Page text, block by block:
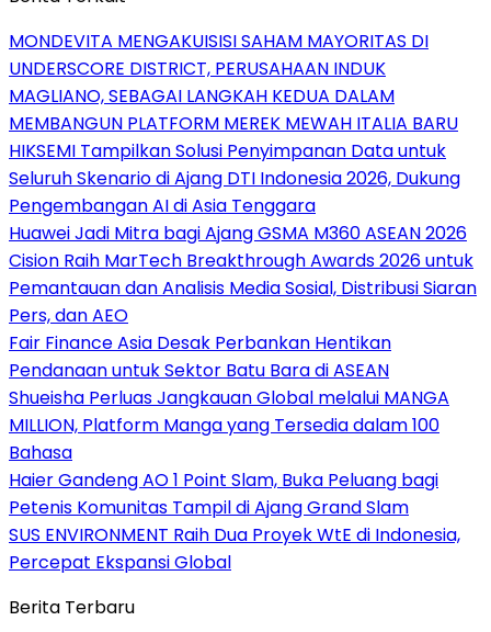
MONDEVITA MENGAKUISISI SAHAM MAYORITAS DI
UNDERSCORE DISTRICT, PERUSAHAAN INDUK
MAGLIANO, SEBAGAI LANGKAH KEDUA DALAM
MEMBANGUN PLATFORM MEREK MEWAH ITALIA BARU
HIKSEMI Tampilkan Solusi Penyimpanan Data untuk
Seluruh Skenario di Ajang DTI Indonesia 2026, Dukung
Pengembangan AI di Asia Tenggara
Huawei Jadi Mitra bagi Ajang GSMA M360 ASEAN 2026
Cision Raih MarTech Breakthrough Awards 2026 untuk
Pemantauan dan Analisis Media Sosial, Distribusi Siaran
Pers, dan AEO
Fair Finance Asia Desak Perbankan Hentikan
Pendanaan untuk Sektor Batu Bara di ASEAN
Shueisha Perluas Jangkauan Global melalui MANGA
MILLION, Platform Manga yang Tersedia dalam 100
Bahasa
Haier Gandeng AO 1 Point Slam, Buka Peluang bagi
Petenis Komunitas Tampil di Ajang Grand Slam
SUS ENVIRONMENT Raih Dua Proyek WtE di Indonesia,
Percepat Ekspansi Global
Berita Terbaru